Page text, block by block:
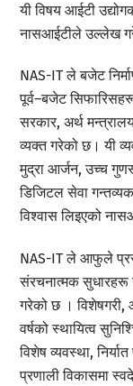
यी विषय आईटी
नासआईटीले उल्लेख
NAS-IT ले बजेट
पूर्व–बजेट
सरकार, अर्थ
व्यक्त गरेको छ। यी
मुद्रा आर्जन, उच्च
डिजिटल सेवा
विश्वास लिइएको
NAS-IT ले आफुले
संरचनात्मक
गरेको छ । विशेषगरी,
वर्षको स्थायित्व
विशेष व्यवस्था,
प्रणाली विकासमा